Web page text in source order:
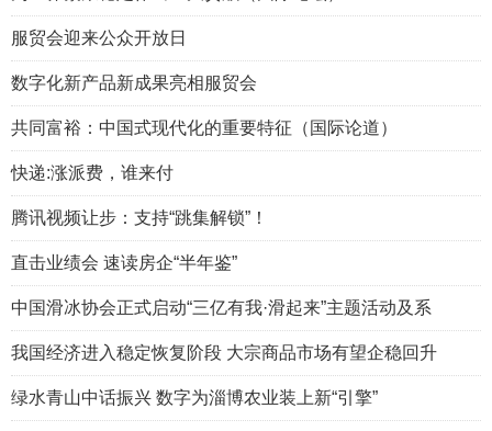
服贸会迎来公众开放日
数字化新产品新成果亮相服贸会
共同富裕：中国式现代化的重要特征（国际论道）
快递:涨派费，谁来付
腾讯视频让步：支持“跳集解锁”！
直击业绩会 速读房企“半年鉴”
中国滑冰协会正式启动“三亿有我·滑起来”主题活动及系
我国经济进入稳定恢复阶段 大宗商品市场有望企稳回升
绿水青山中话振兴 数字为淄博农业装上新“引擎”